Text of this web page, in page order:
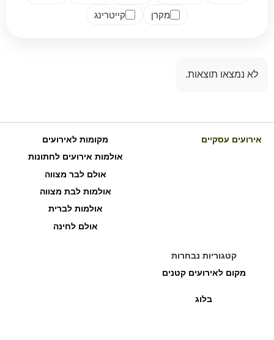
מקרן
קייטרינג
לא נמצאו תוצאות.
אירועים עסקיים
מקומות לאירועים
אולמות אירועים לחתונות
אולם לבר מצווה
אולמות לבת מצווה
אולמות לברית
אולם לחינה
קטגוריות נבחרות
מקום לאירועים קטנים
בלוג